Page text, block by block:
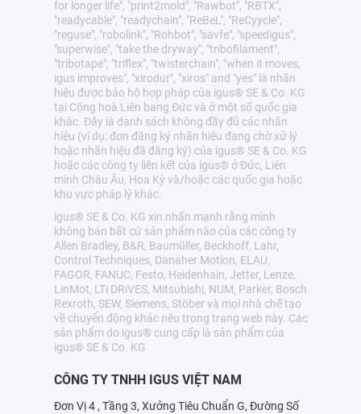
for longer life", "print2mold", "Rawbot", "RBTX",
"readycable", "readychain", "ReBeL", "ReCyycle",
"reguse", "robolink", "Rohbot", "savfe", "speedigus",
"superwise", "take the dryway", "tribofilament",
"tribotape", "triflex", "twisterchain", "when it moves,
igus improves", "xirodur", "xiros" and "yes" là nhãn
hiệu được bảo hộ hợp pháp của igus® SE & Co. KG
tại Cộng hoà Liên bang Đức và ở một số quốc gia
khác. Đây là danh sách không đầy đủ các nhãn
hiệu (ví dụ: đơn đăng ký nhãn hiệu đang chờ xử lý
hoặc nhãn hiệu đã đăng ký) của igus® SE & Co. KG
hoặc các công ty liên kết của igus® ở Đức, Liên
minh Châu Âu, Hoa Kỳ và/hoặc các quốc gia hoặc
khu vực pháp lý khác.
igus® SE & Co. KG xin nhấn mạnh rằng mình
không bán bất cứ sản phẩm nào của các công ty
Allen Bradley, B&R, Baumüller, Beckhoff, Lahr,
Control Techniques, Danaher Motion, ELAU,
FAGOR, FANUC, Festo, Heidenhain, Jetter, Lenze,
LinMot, LTi DRiVES, Mitsubishi, NUM, Parker, Bosch
Rexroth, SEW, Siemens, Stöber và mọi nhà chế tạo
về chuyển động khác nêu trong trang web này. Các
sản phẩm do igus® cung cấp là sản phẩm của
igus® SE & Co. KG
CÔNG TY TNHH IGUS VIỆT NAM
Đơn Vị 4 , Tầng 3, Xưởng Tiêu Chuẩn G, Đường Số